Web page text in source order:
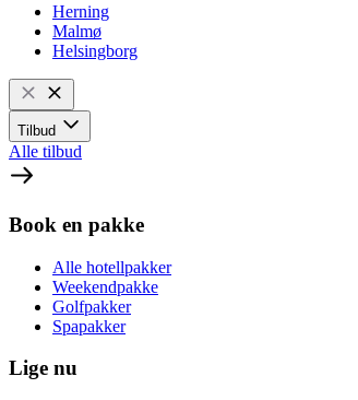
Herning
Malmø
Helsingborg
Tilbud
Alle tilbud
Book en pakke
Alle hotellpakker
Weekendpakke
Golfpakker
Spapakker
Lige nu